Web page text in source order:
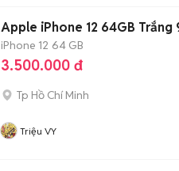
Apple iPhone 12 64GB Trắng
iPhone 12 64 GB
3.500.000 đ
Tp Hồ Chí Minh
Triệu VY